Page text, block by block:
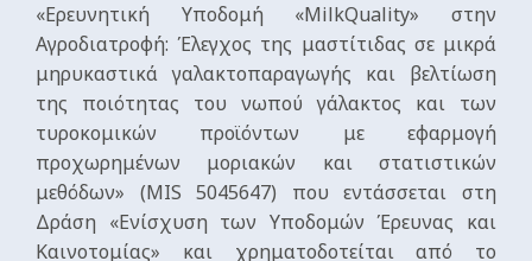
«Ερευνητική Υποδομή «MilkQuality» στην
Αγροδιατροφή: Έλεγχος της μαστίτιδας σε μικρά
μηρυκαστικά γαλακτοπαραγωγής και βελτίωση
της ποιότητας του νωπού γάλακτος και των
τυροκομικών προϊόντων με εφαρμογή
προχωρημένων μοριακών και στατιστικών
μεθόδων» (MIS 5045647) που εντάσσεται στη
Δράση «Ενίσχυση των Υποδομών Έρευνας και
Καινοτομίας» και χρηματοδοτείται από το